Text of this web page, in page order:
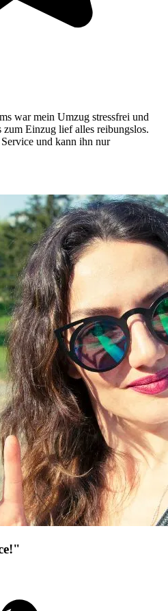
war mein Umzug stressfrei und
zum Einzug lief alles reibungslos.
und kann ihn nur